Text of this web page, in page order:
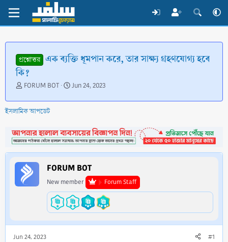
প্রশ্নোত্তর এক ব্যক্তি ধূমপান করে, তার সাক্ষ্য গ্রহণযোগ্য হবে
কি?
T
r
e
d
s
t
a
r
t
FORUM BOT
S
a
d
a
t
e
Jun 24, 2023
ইসলামিক আপডেট
FORUM BOT
New member Forum Staff
Jun 24, 2023 #1